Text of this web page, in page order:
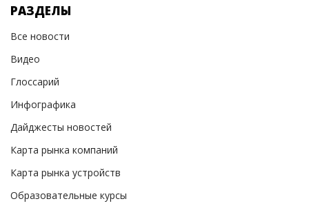
РАЗДЕЛЫ
Все новости
Видео
Глоссарий
Инфографика
Дайджесты новостей
Карта рынка компаний
Карта рынка устройств
Образовательные курсы